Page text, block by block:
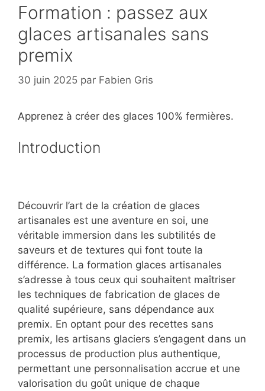
Formation : passez aux
glaces artisanales sans
premix
30 juin 2025 par Fabien Gris
Apprenez à créer des glaces 100% fermières.
Introduction
Découvrir l’art de la création de glaces
artisanales est une aventure en soi, une
véritable immersion dans les subtilités de
saveurs et de textures qui font toute la
différence. La formation glaces artisanales
s’adresse à tous ceux qui souhaitent maîtriser
les techniques de fabrication de glaces de
qualité supérieure, sans dépendance aux
premix. En optant pour des recettes sans
premix, les artisans glaciers s’engagent dans un
processus de production plus authentique,
permettant une personnalisation accrue et une
valorisation du goût unique de chaque